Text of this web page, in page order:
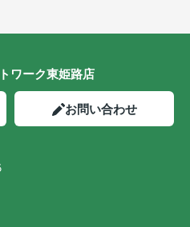
ワーク東姫路店
お問い合わせ